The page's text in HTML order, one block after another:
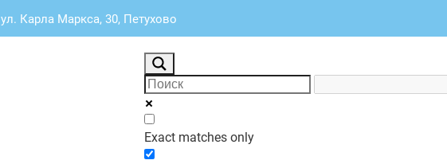
ул. Карла Маркса, 30, Петухово
Exact matches only